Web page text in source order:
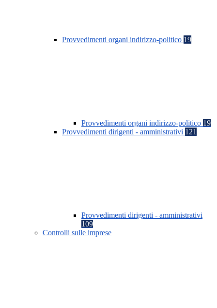
Provvedimenti organi indirizzo-politico 19
Provvedimenti organi indirizzo-politico 19
Provvedimenti dirigenti - amministrativi 121
Provvedimenti dirigenti - amministrativi
109
Controlli sulle imprese